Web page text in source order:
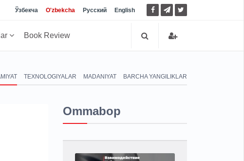
Ўзбекча O'zbekcha Русский English
Book Review
TEXNOLOGIYALAR MADANIYAT BARCHA YANGILIKLAR
Ommabop